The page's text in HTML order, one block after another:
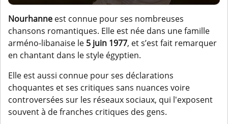
Nourhanne est connue pour ses nombreuses
chansons romantiques. Elle est née dans une famille
arméno-libanaise le 5 juin 1977, et s’est fait remarquer
en chantant dans le style égyptien.
Elle est aussi connue pour ses déclarations
choquantes et ses critiques sans nuances voire
controversées sur les réseaux sociaux, qui l'exposent
souvent à de franches critiques des gens.